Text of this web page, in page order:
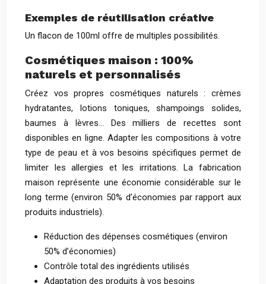
Exemples de réutilisation créative
Un flacon de 100ml offre de multiples possibilités.
Cosmétiques maison : 100%
naturels et personnalisés
Créez vos propres cosmétiques naturels : crèmes
hydratantes, lotions toniques, shampoings solides,
baumes à lèvres… Des milliers de recettes sont
disponibles en ligne. Adapter les compositions à votre
type de peau et à vos besoins spécifiques permet de
limiter les allergies et les irritations. La fabrication
maison représente une économie considérable sur le
long terme (environ 50% d’économies par rapport aux
produits industriels).
Réduction des dépenses cosmétiques (environ
50% d’économies)
Contrôle total des ingrédients utilisés
Adaptation des produits à vos besoins